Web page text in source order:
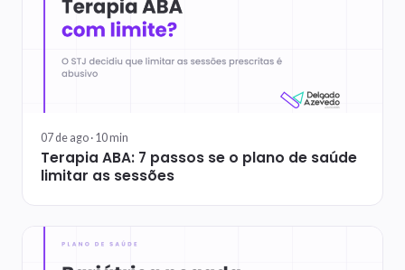
07 de ago · 10min
Terapia ABA: 7 passos se o plano de saúde
limitar as sessões